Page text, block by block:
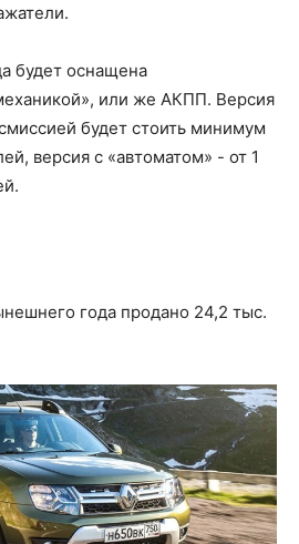
будет оснащена
или же АКПП. Версия
будет стоить минимум
версия с «автоматом» - от 1
года продано 24,2 тыс.